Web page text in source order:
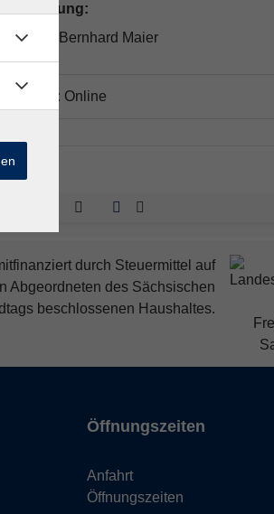
Kursleitung:
Prof. Dr. Bernhard Maier
Kursort: Online
durch Steuermittel auf
Abgeordneten des Sächsischen
beschlossenen Haushaltes.
Öffnungszeiten
Anfahrt
Öffnungszeiten